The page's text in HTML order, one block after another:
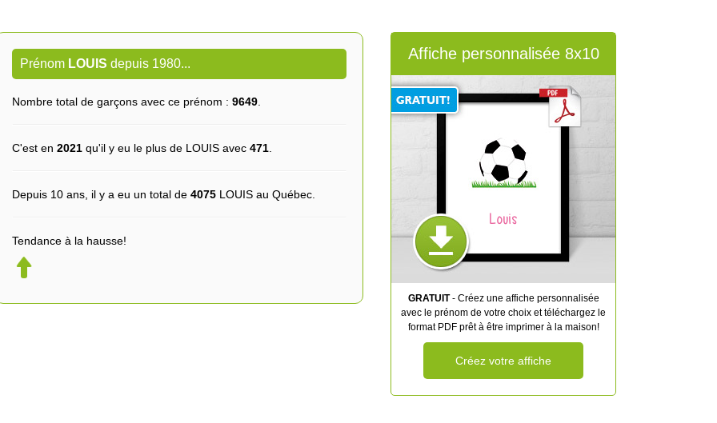
Prénom LOUIS depuis 1980...
Nombre total de garçons avec ce prénom : 9649
C'est en 2021 qu'il y eu le plus de LOUIS avec 471
Depuis 10 ans, il y a eu un total de 4075 LOUIS au Québec.
Tendance à la hausse!
Affiche personnalisée 8x10
Louis
GRATUIT- Créez une affiche personnalisée
avec le prénom de votre choix et téléchargez le
format PDF prêt à être imprimer à la maison!
Créez votre affiche